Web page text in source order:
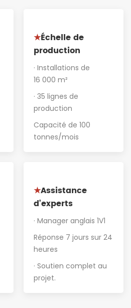
★Échelle de
production
· Installations de
16 000 m²
· 35 lignes de
production
Capacité de 100
tonnes/mois
★Assistance
d'experts
· Manager anglais 1V1
Réponse 7 jours sur 24
heures
· Soutien complet au
projet.